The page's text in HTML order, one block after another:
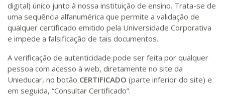
digital) único junto à nossa instituição de ensino. Trata-se de
uma sequência alfanumérica que permite a validação de
qualquer certificado emitido pela Universidade Corporativa
e impede a falsificação de tais documentos.
A verificação de autenticidade pode ser feita por qualquer
pessoa com acesso à web, diretamente no site da
Unieducar, no botão CERTIFICADO (parte inferior do site) e
em seguida, “Consultar Certificado”.